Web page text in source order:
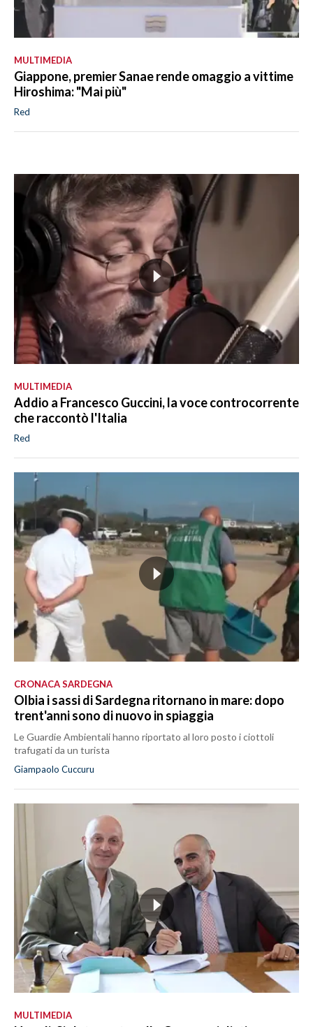
MULTIMEDIA
Giappone, premier Sanae rende omaggio a vittime
Hiroshima: "Mai più"
Red
MULTIMEDIA
Addio a Francesco Guccini, la voce controcorrente
che raccontò l'Italia
Red
CRONACA SARDEGNA
Olbia i sassi di Sardegna ritornano in mare: dopo
trent'anni sono di nuovo in spiaggia
Le Guardie Ambientali hanno riportato al loro posto i ciottoli
trafugati da un turista
Giampaolo Cuccuru
MULTIMEDIA